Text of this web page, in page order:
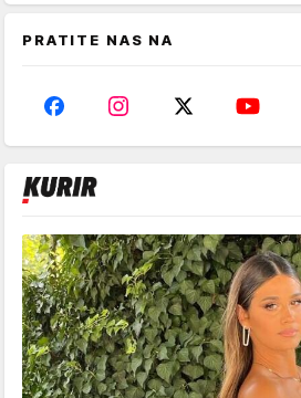
PRATITE NAS NA